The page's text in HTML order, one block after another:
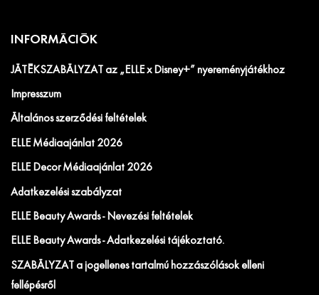
INFORMÁCIÓK
JÁTÉKSZABÁLYZAT az „ELLE x Disney+” nyereményjátékhoz
Impresszum
Általános szerződési feltételek
ELLE Médiaajánlat 2026
ELLE Decor Médiaajánlat 2026
Adatkezelési szabályzat
ELLE Beauty Awards - Nevezési feltételek
ELLE Beauty Awards - Adatkezelési tájékoztató.
SZABÁLYZAT a jogellenes tartalmú hozzászólások elleni
fellépésről